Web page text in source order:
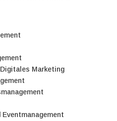
Marketing